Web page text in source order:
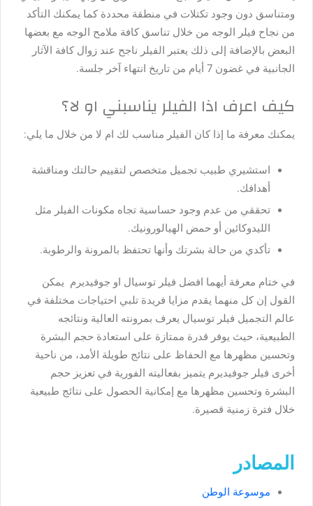
ومتناسق دون وجود تكتلات في منطقة محددة كما يمكنك التأكد
من نجاح فيلر الوجه من خلال تناسق كافة ملامح الوجه مع بعضها
البعض بالإضافة إلى ذلك يعتبر الفيلر ناجح عند زوال كافة الآثار
الجانبية في غضون 7 أيام من تاريخ انتهاء آخر جلسة.
كيف اعرف اذا الفيلر يناسبني او لا؟
يمكنك معرفة ما إذا كان الفيلر مناسب لك ام لا من خلال ما يلي:
استشيري طبيب تجميل متخصص لتقييم حالتك ومناقشة
أهدافك.
تحققي من عدم وجود حساسية تجاه مكونات الفيلر مثل
الليدوكائين أو حمض الهيالورونيك.
تأكدي من حالة بشرتك وأنها تحتفظ بالمرونة والرطوبة.
في ختام معرفة أيهما افضل فيلر توسيال او جوفيديرم يمكن
القول إن كل منهما يقدم مزايا فريدة تلبي احتياجات مختلفة في
عالم التجميل فيلر توسيال يعرف بمرونته العالية ونتائجه
الطبيعية، حيث يوفر قدرة ممتازة على استعادة حجم البشرة
وتحسين مظهرها مع الحفاظ على نتائج طويلة الأمد، من ناحية
أخرى فيلر جوفيديرم يتميز بفعاليته الفورية في تعزيز حجم
البشرة وتحسين مظهرها مع إمكانية الحصول على نتائج طبيعية
خلال فترة زمنية قصيرة.
المصادر
موسوعة الوطن